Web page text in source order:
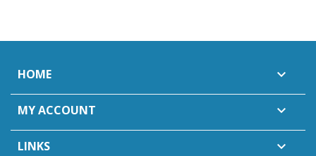
HOME 
MY ACCOUNT 
LINKS 